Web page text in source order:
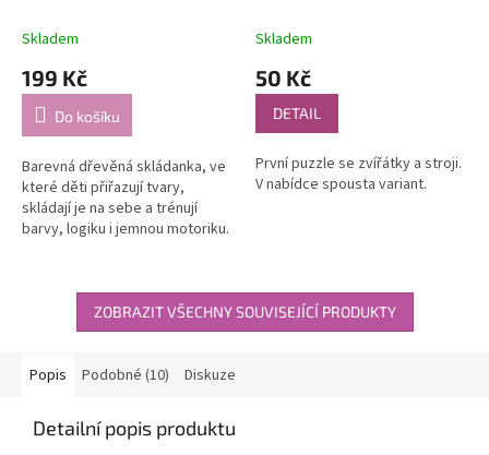
Skladem
199 Kč
Do košíku
Barevná dřevěná skládanka, ve
které děti přiřazují tvary,
skládají je na sebe a trénují
barvy, logiku i jemnou motoriku.
Skladem
50 Kč
DETAIL
První puzzle se zvířátky a stroji.
V nabídce spousta variant.
ZOBRAZIT VŠECHNY SOUVISEJÍCÍ PRODUKTY
Popis Podobné (10) Diskuze
Detailní popis produktu